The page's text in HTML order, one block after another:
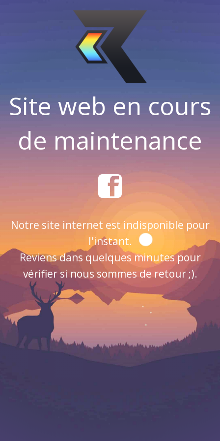
Site web en cours
de maintenance
Notre site internet est indisponible pour
l'instant.
Reviens dans quelques minutes pour
vérifier si nous sommes de retour ;).